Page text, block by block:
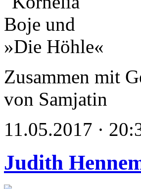
Zusammen mit
von Samjatin
11.05.2017 ·
Judith